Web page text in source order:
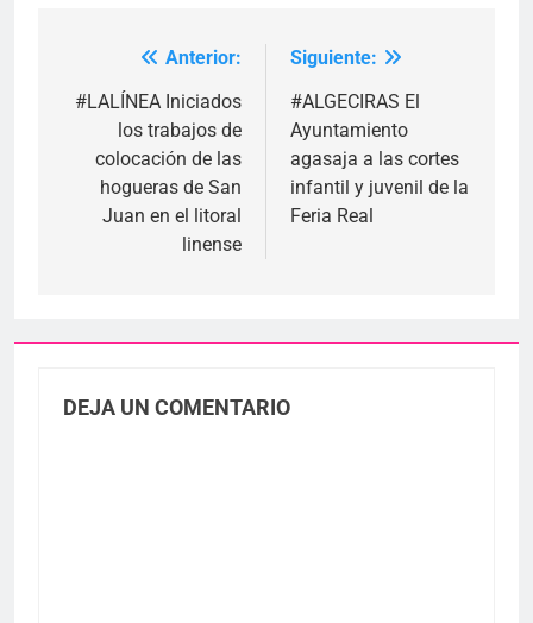
Navegación
de
entradas
Anterior:
#LALÍNEA Iniciados
los trabajos de
colocación de las
hogueras de San
Juan en el litoral
linense
Siguiente:
#ALGECIRAS El
Ayuntamiento
agasaja a las cortes
infantil y juvenil de la
Feria Real
DEJA UN COMENTARIO